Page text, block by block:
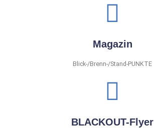
Magazin
Blick-/Brenn-/Stand-PUNKTE
BLACKOUT-Flyer